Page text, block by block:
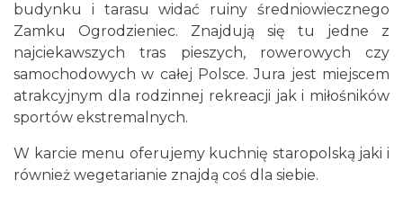
budynku i tarasu widać ruiny średniowiecznego
Zamku Ogrodzieniec. Znajdują się tu jedne z
najciekawszych tras pieszych, rowerowych czy
samochodowych w całej Polsce. Jura jest miejscem
atrakcyjnym dla rodzinnej rekreacji jak i miłośników
sportów ekstremalnych.
W karcie menu oferujemy kuchnię staropolską jaki i
również wegetarianie znajdą coś dla siebie.